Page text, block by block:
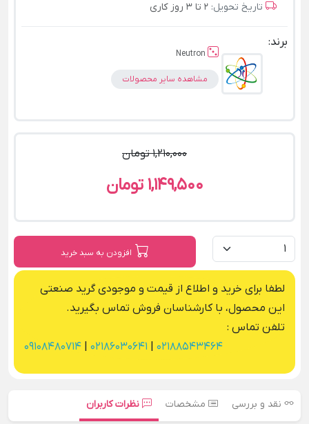
تاریخ تحویل: 2 تا 3 روز کاری
برند:
Neutron
مشاهده سایر محصولات
1,210,000 تومان
1,149,500 تومان
افزودن به سبد خرید
لطفا برای خرید و اطلاع از قیمت و موجودی گرید صنعتی
این محصول، با کارشناسان فروش تماس بگیرید.
تلفن تماس :
02188543464
02186030641
09108480714
نقد و بررسی مشخصات نظرات کاربران